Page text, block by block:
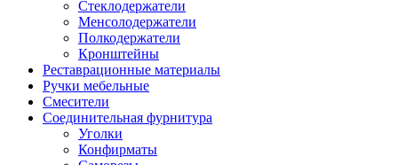
Стеклодержатели
Менсолодержатели
Полкодержатели
Кронштейны
Реставрационные материалы
Ручки мебельные
Смесители
Соединительная фурнитура
Уголки
Конфирматы